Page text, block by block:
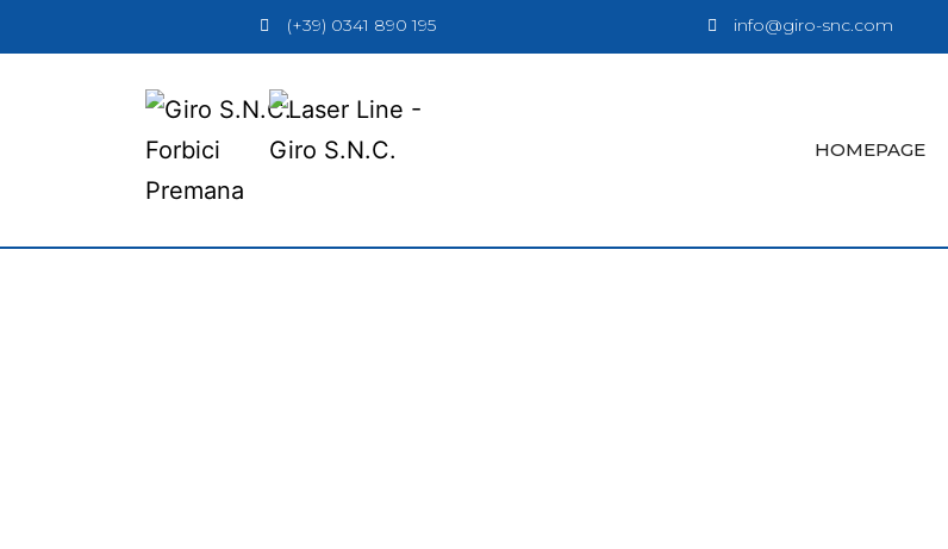
(+39) 0341 890 195 info@giro-snc.com
HOMEPAGE